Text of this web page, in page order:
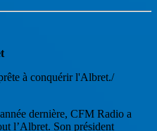
dernière, CFM Radio a
l’Albret. Son président